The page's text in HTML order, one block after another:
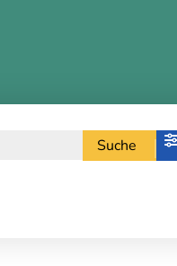
Suche